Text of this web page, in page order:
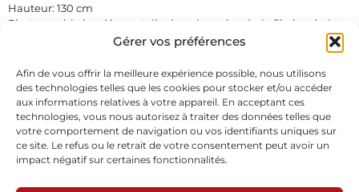
Gérer vos préférences
Afin de vous offrir la meilleure expérience possible, nous utilisons
des technologies telles que les cookies pour stocker et/ou accéder
aux informations relatives à votre appareil. En acceptant ces
technologies, vous nous autorisez à traiter des données telles que
votre comportement de navigation ou vos identifiants uniques sur
ce site. Le refus ou le retrait de votre consentement peut avoir un
impact négatif sur certaines fonctionnalités.
Hauteur: 130 cm
Photographie brodée sur toile de peintre, broderie fils, broderie
En stock
Demande d'informations